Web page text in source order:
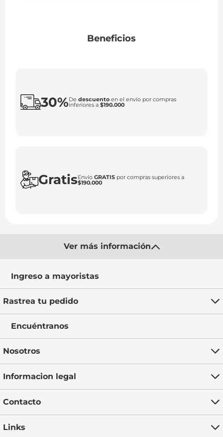
Beneficios
30%Dedescuento en el envío por compras
inferiores a$190.000
GratisEnvíoGRATIS por compras superiores a
$190.000
Ver más información
Ingreso a mayoristas
Rastrea tu pedido
Encuéntranos
Nosotros
Informacion legal
Contacto
Links